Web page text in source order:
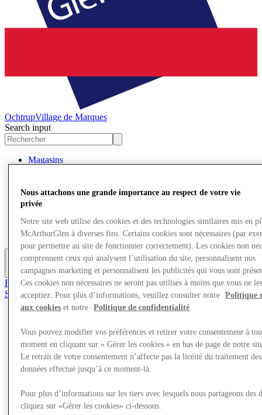
OchtrupVillage de Marques
Search input
Magasins
Mangez et buvez
Visite
Services
Carrières
Plus
Rejoignez le club
Sauvé
Quoi de neuf
Aire de jeux pour enfants
Mangez et buvez
Visite
Cartes cadeaux
Carrières
Nous attachons une grande importance au respect de votre vie
privée
Notre site web utilise des cookies et des technologies similaires mis en
McArthurGlen à diverses fins. Certains cookies sont nécessaires (par
pour permettre au site de fonctionner correctement). Les cookies non
comprennent ceux qui analysent l’utilisation du site, personnalisent nos
campagnes marketing et personnalisent les publicités qui vous sont
Ces cookies non nécessaires ne seront pas utilisés à moins que vous ne
acceptiez. Pour plus d’informations, veuillez consulter notre
Politique
aux cookies et notre Politique de confidentialité
Vous pouvez modifier vos préférences et retirer votre consentement à
moment en cliquant sur « Gérer les cookies » en bas de page de notre
Le retrait de votre consentement n’affecte pas la licéité du traitement des
données effectué jusqu’à ce moment-là.
Pour plus d’informations sur les tiers avec lesquels nous partageons des
cliquez sur «Gérer les cookies» ci-dessous.